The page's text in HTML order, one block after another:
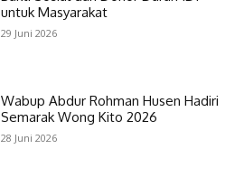
untuk Masyarakat
29 Juni 2026
Wabup Abdur Rohman Husen Hadiri
Semarak Wong Kito 2026
28 Juni 2026